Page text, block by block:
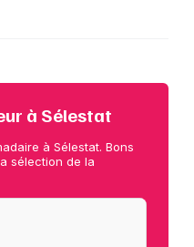
à Sélestat
à Sélestat. Bons
sélection de la